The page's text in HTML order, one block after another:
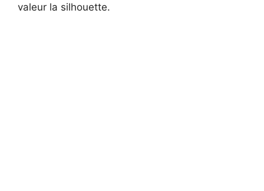
valeur la silhouette.